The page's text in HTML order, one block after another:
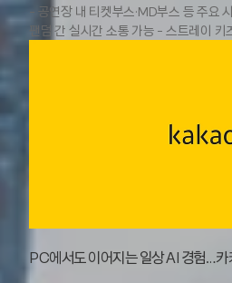
- 공연장 내 티켓부스·MD부스 등 주요
팬덤 간 실시간 소통 가능 - 스트레이
'Stray Kids World Tour 〈RUN IT
카카오맵에서 제공한다. 스트레이 키즈
실시간으로 정보를 공유하고 소통한
PC에서도 이어지는 일상 AI 경험…